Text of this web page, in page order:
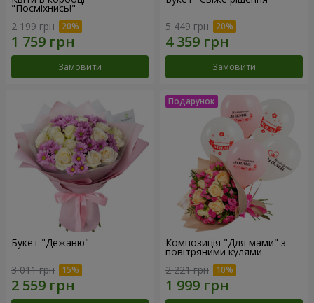
"Посміхнись!"
2 199 грн
Замовити
5 449 грн
Замовити
Букет "Дежавю"
3 011 грн
Композиція "Для мами" з
повітряними кулями
2 221 грн